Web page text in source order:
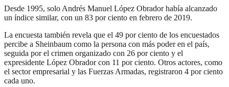
Desde 1995, solo Andrés Manuel López Obrador había alcanzado
un índice similar, con un 83 por ciento en febrero de 2019.
La encuesta también revela que el 49 por ciento de los encuestados
percibe a Sheinbaum como la persona con más poder en el país,
seguida por el crimen organizado con 26 por ciento y el
expresidente López Obrador con 11 por ciento. Otros actores, como
el sector empresarial y las Fuerzas Armadas, registraron 4 por ciento
cada uno.